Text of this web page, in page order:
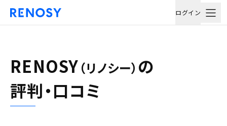
ログイン
RENOSY （リノシー） の
評判・口コミ